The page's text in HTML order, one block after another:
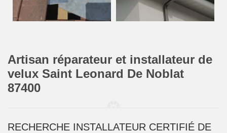
Artisan réparateur et installateur de
velux Saint Leonard De Noblat
87400
RECHERCHE INSTALLATEUR CERTIFIÉ DE